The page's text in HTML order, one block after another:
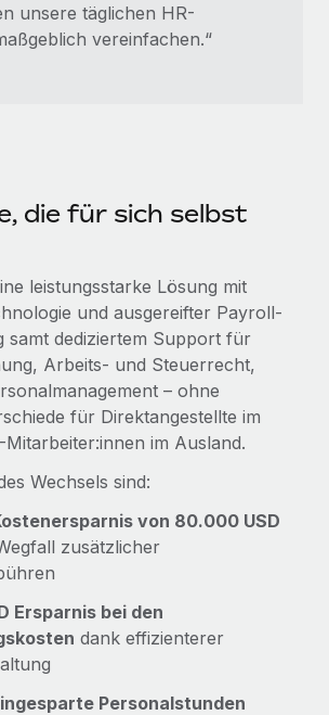
unsere täglichen HR-
vereinfachen.“
die für sich selbst
leistungsstarke Lösung mit
und ausgereifter Payroll-
samt dediziertem Support für
Arbeits- und Steuerrecht,
– ohne
für Direktangestellte im
Mitarbeiter:innen im Ausland.
Wechsels sind:
von 80.000 USD
zusätzlicher
Ersparnis bei den
dank effizienterer
Personalstunden